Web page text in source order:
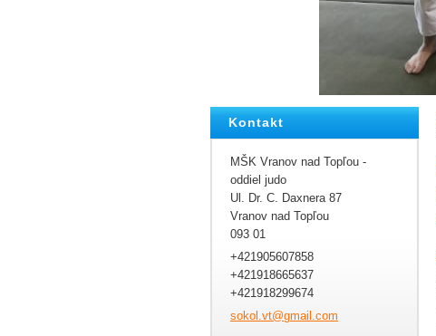
Kontakt
MŠK Vranov nad Topľou -
oddiel judo
Ul. Dr. C. Daxnera 87
Vranov nad Topľou
093 01
+421905607858
+421918665637
+421918299674
sokol.vt@gmail.com